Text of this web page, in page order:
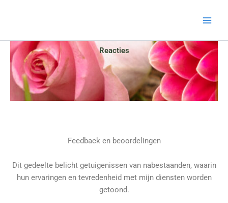
inhoud
Reacties
Feedback en beoordelingen
Dit gedeelte belicht getuigenissen van nabestaanden, waarin
hun ervaringen en tevredenheid met mijn diensten worden
getoond.